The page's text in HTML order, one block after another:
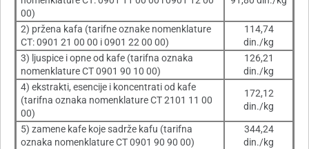
00)
2) pržena kafa (tarifne oznake nomenklature
CT: 0901 21 00 00 i 0901 22 00 00)
114,74
din./kg
3) ljuspice i opne od kafe (tarifna oznaka
nomenklature CT 0901 90 10 00)
126,21
din./kg
4) ekstrakti, esencije i koncentrati od kafe
(tarifna oznaka nomenklature CT 2101 11 00
00)
172,12
din./kg
5) zamene kafe koje sadrže kafu (tarifna
oznaka nomenklature CT 0901 90 90 00)
344,24
din./kg